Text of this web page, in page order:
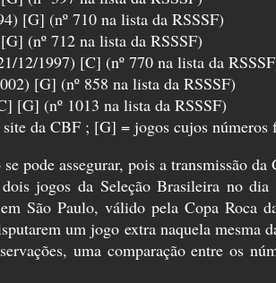
[G] (nº 710 na lista da RSSSF)
(nº 712 na lista da RSSSF)
12/1997) [C] (nº 770 na lista da
[G] (nº 858 na lista da RSSSF)
[G] (nº 1013 na lista da RSSSF)
da CBF ; [G] = jogos cujos números
pode assegurar, pois a transmissão
jogos da Seleção Brasileira no
São Paulo, válido pela Copa Roca
um jogo extra naquela mesma
uma comparação entre os